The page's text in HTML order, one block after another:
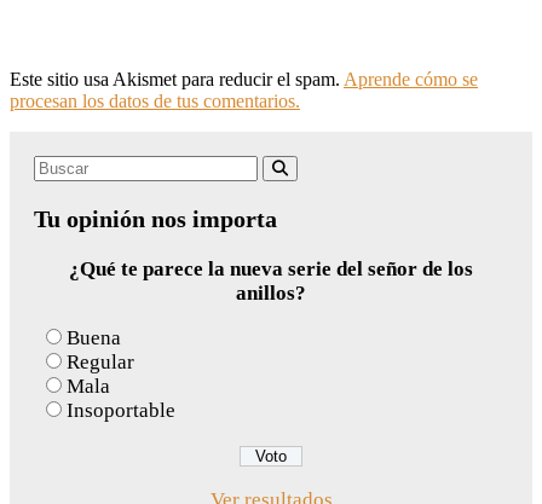
Este sitio usa Akismet para reducir el spam. Aprende cómo se
procesan los datos de tus comentarios.
Search
Tu opinión nos importa
¿Qué te parece la nueva serie del señor de los
anillos?
Buena
Regular
Mala
Insoportable
Ver resultados